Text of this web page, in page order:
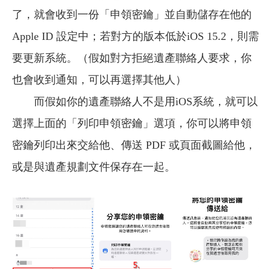
了，就會收到一份「申領密鑰」並自動儲存在他的
Apple ID 設定中；若對方的版本低於iOS 15.2，則需
要更新系統。（假如對方拒絕遺產聯絡人要求，你
也會收到通知，可以再選擇其他人）
而假如你的遺產聯絡人不是用iOS系統，就可以
選擇上面的「列印申領密鑰」選項，你可以將申領
密鑰列印出來交給他、傳送 PDF 或頁面截圖給他，
或是與遺產規劃文件保存在一起。